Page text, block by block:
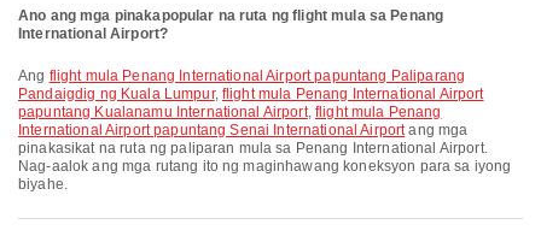
Ano ang mga pinakapopular na ruta ng flight mula sa Penang
International Airport?
Ang flight mula Penang International Airport papuntang Paliparang
Pandaigdig ng Kuala Lumpur, flight mula Penang International Airport
papuntang Kualanamu International Airport,flight mula Penang
International Airport papuntang Senai International Airportang mga
pinakasikat na ruta ng paliparan mula sa Penang International Airport.
Nag-aalok ang mga rutang ito ng maginhawang koneksyon para sa iyong
biyahe.